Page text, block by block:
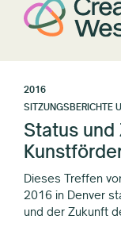
2016
SITZUNGSBERICHTE
Status
Dieses Treffen
2016 in Denver
und der Zukunft